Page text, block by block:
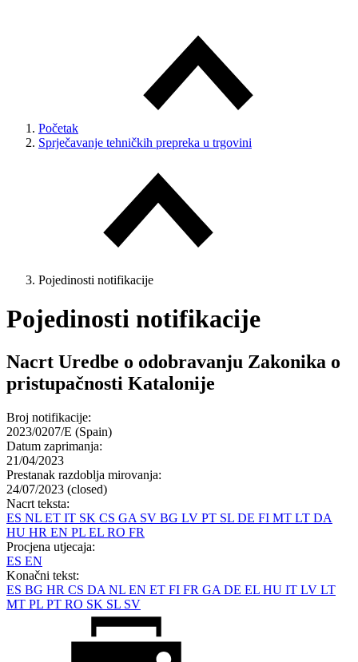
Početak
Sprječavanje tehničkih prepreka u trgovini
Pojedinosti notifikacije
Pojedinosti notifikacije
Nacrt Uredbe o odobravanju Zakonika o
pristupačnosti Katalonije
Broj notifikacije:
2023/0207/E (Spain)
Datum zaprimanja:
21/04/2023
Prestanak razdoblja mirovanja:
24/07/2023 (closed)
Nacrt teksta:
ES NL ET IT SK CS GA SV BG LV PT SL DE FI MT LT DA
HU HR EN PL EL RO FR
Procjena utjecaja:
ES EN
Konačni tekst:
ES BG HR CS DA NL EN ET FI FR GA DE EL HU IT LV LT
MT PL PT RO SK SL SV